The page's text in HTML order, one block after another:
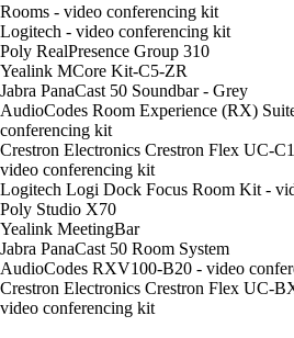
Rooms - video conferencing kit
Logitech - video conferencing kit
Poly RealPresence Group 310
Yealink MCore Kit-C5-ZR
Jabra PanaCast 50 Soundbar - Grey
AudioCodes Room Experience (RX)
conferencing kit
Crestron Electronics Crestron Flex UC-
video conferencing kit
Logitech Logi Dock Focus Room Kit -
Poly Studio X70
Yealink MeetingBar
Jabra PanaCast 50 Room System
AudioCodes RXV100-B20 - video
Crestron Electronics Crestron Flex UC-
video conferencing kit